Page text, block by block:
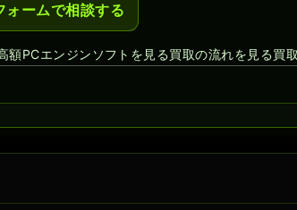
ォームで相談する
額PCエンジンソフトを見る買取の流れを見る買